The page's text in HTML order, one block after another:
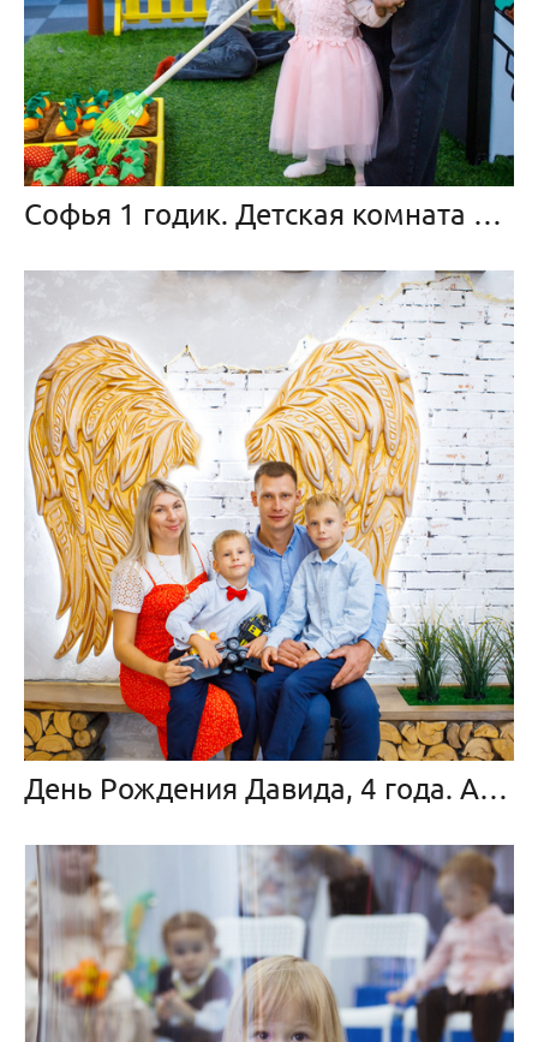
Софья 1 годик. Детская комната «Локо мотив» Волжский
День Рождения Давида, 4 года. Angel Loft